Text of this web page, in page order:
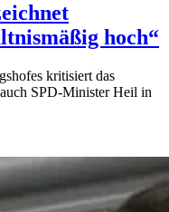
hoch“
kritisiert das
SPD-Minister Heil in